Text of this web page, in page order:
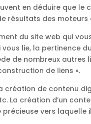
en déduire que
résultats des moteurs
du site web qui
lie, la pertinence
de nombreux autres
de liens ».
de contenu
La création d’un
vers laquelle